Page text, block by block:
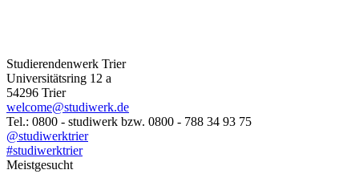
Studierendenwerk Trier
Universitätsring 12 a
54296 Trier
welcome@studiwerk.de
Tel.: 0800 - studiwerk bzw. 0800 - 788 34 93 75
@studiwerktrier
#studiwerktrier
Meistgesucht